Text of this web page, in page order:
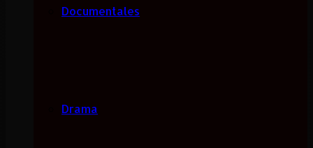
Documentales
Drama